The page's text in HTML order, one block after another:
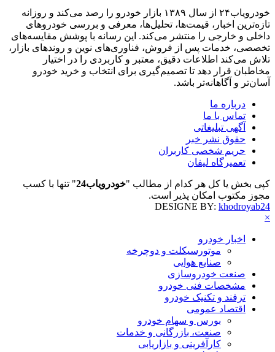
خودرویاب۲۴ از سال ۱۳۸۹ بازار خودرو را رصد می‌کند و روزانه
تازه‌ترین اخبار، قیمت‌ها، تحلیل‌ها، معرفی و بررسی خودروهای
داخلی و خارجی را منتشر می‌کند. این رسانه با پوشش مقایسه‌های
تخصصی، خدمات پس از فروش، فناوری‌های نوین و روندهای بازار،
تلاش می‌کند اطلاعات دقیق، معتبر و کاربردی را در اختیار
مخاطبان قرار دهد تا تصمیم‌گیری برای انتخاب و خرید خودرو
آسان‌تر و آگاهانه‌تر باشد.
درباره ما
تماس با ما
آگهی تبلیغاتی
حقوق نشر خبر
حریم شخصی کاربران
تعمیرگاه لیفان
کپی بخش یا کل هر کدام از مطالب "خودرویاب24
" تنها با کسب
مجوز مکتوب امکان پذیر است.
DESIGNE BY: khodroyab24
×
اخبار خودرو
موتورسیکلت و دوچرخه
صنایع هوایی
صنعت خودروسازی
مشخصات فنی خودرو
ترفند و تکنیک خودرو
اقتصاد عمومی
بورس و سهام خودرو
صنعت، بازرگانی و خدمات
کارآفرینی و بازاریابی